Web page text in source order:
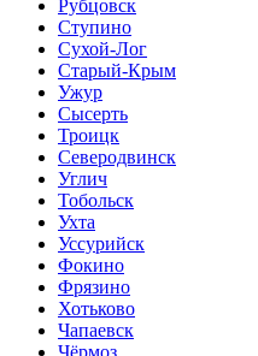
Рубцовск
Ступино
Сухой-Лог
Старый-Крым
Ужур
Сысерть
Троицк
Северодвинск
Углич
Тобольск
Ухта
Уссурийск
Фокино
Фрязино
Хотьково
Чапаевск